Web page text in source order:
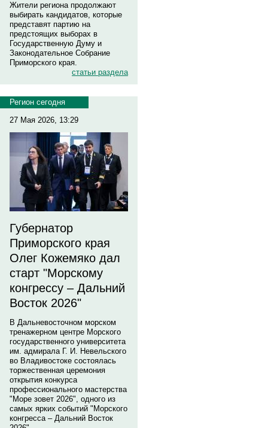
Жители региона продолжают
выбирать кандидатов, которые
представят партию на
предстоящих выборах в
Государственную Думу и
Законодательное Собрание
Приморского края.
статьи раздела
Регион сегодня
27 Мая 2026, 13:29
Губернатор
Приморского края
Олег Кожемяко дал
старт "Морскому
конгрессу – Дальний
Восток 2026"
В Дальневосточном морском
тренажерном центре Морского
государственного университета
им. адмирала Г. И. Невельского
во Владивостоке состоялась
торжественная церемония
открытия конкурса
профессионального мастерства
"Море зовет 2026", одного из
самых ярких событий "Морского
конгресса – Дальний Восток